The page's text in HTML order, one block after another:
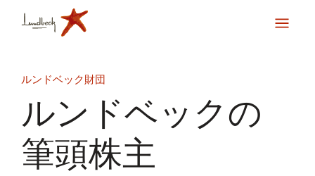
ルンドベック財団
ルンドベックの
筆頭株主